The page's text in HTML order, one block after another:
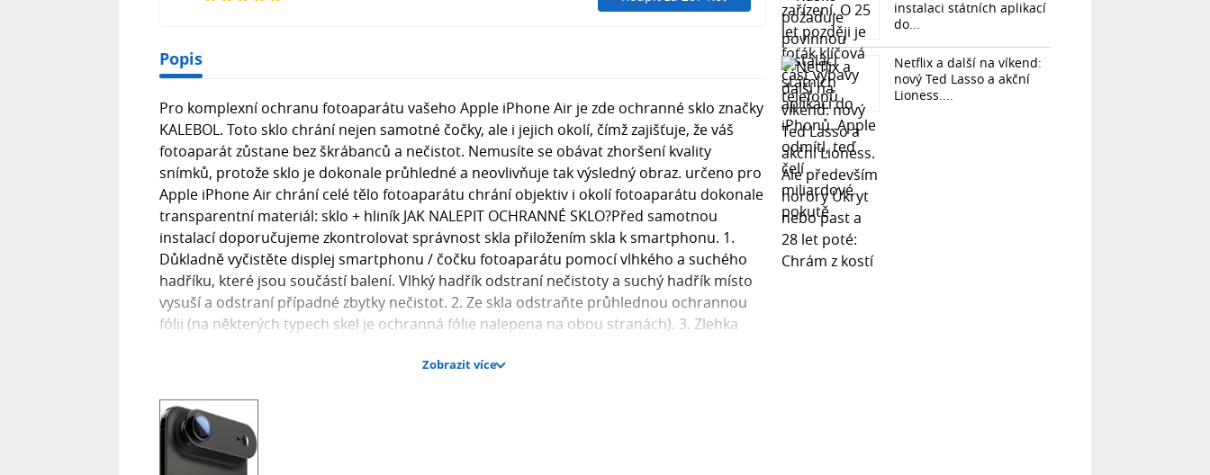
Popis
Pro komplexní ochranu fotoaparátu vašeho Apple iPhone Air je zde ochranné sklo značky
KALEBOL. Toto sklo chrání nejen samotné čočky, ale i jejich okolí, čímž zajišťuje, že váš
fotoaparát zůstane bez škrábanců a nečistot. Nemusíte se obávat zhoršení kvality
snímků, protože sklo je dokonale průhledné a neovlivňuje tak výsledný obraz. určeno pro
Apple iPhone Air chrání celé tělo fotoaparátu chrání objektiv i okolí fotoaparátu dokonale
transparentní materiál: sklo + hliník JAK NALEPIT OCHRANNÉ SKLO?Před samotnou
instalací doporučujeme zkontrolovat správnost skla přiložením skla k smartphonu. 1.
Důkladně vyčistěte displej smartphonu / čočku fotoaparátu pomocí vlhkého a suchého
hadříku, které jsou součástí balení. Vlhký hadřík odstraní nečistoty a suchý hadřík místo
vysuší a odstraní případné zbytky nečistot. 2. Ze skla odstraňte průhlednou ochrannou
fólii (na některých typech skel je ochranná fólie nalepena na obou stranách). 3. Zlehka
případě, že se pod sklem nacházejí vzduchové bubliny vytlačte je směrem k okraji
Zobrazit více
instalaci státních aplikací
do...
Netflix a další na víkend:
nový Ted Lasso a akční
Lioness....